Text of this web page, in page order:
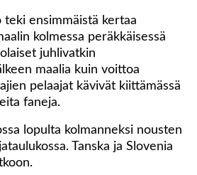
teki ensimmäistä kertaa
kolmessa peräkkäisessä
juhlivatkin
maalia kuin voittoa
pelaajat kävivät kiittämässä
faneja.
lopulta kolmanneksi nousten
Tanska ja Slovenia